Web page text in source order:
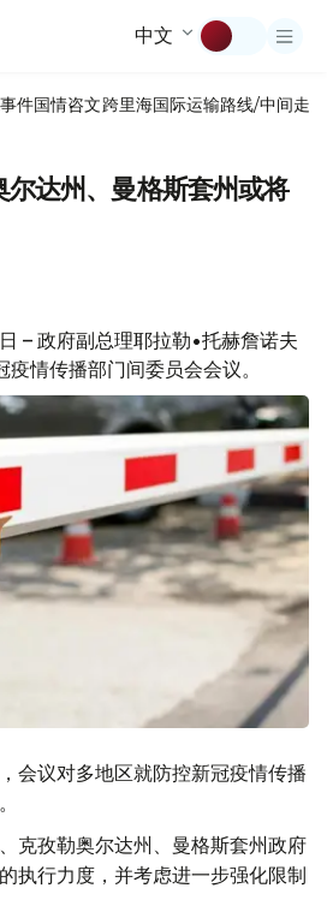
中文
事件国情咨文跨里海国际运输路线/中间走廊
达州、曼格斯套州或将
– 政府副总理耶拉勒•托赫詹诺夫
情传播部门间委员会会议。
会议对多地区就防控新冠疫情传播
克孜勒奥尔达州、曼格斯套州政府
执行力度，并考虑进一步强化限制